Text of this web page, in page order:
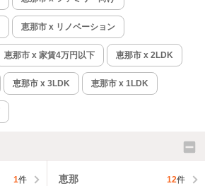
恵那市 x リノベーション
恵那市 x 家賃4万円以下 恵那市 x 2LDK
恵那市 x 3LDK 恵那市 x 1LDK
1件 恵那 12件